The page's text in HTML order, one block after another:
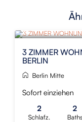
NEU
3 ZIMMER
BERLIN
Berlin Mitte
Sofort einziehen
2
Schlafz.
2
Baths